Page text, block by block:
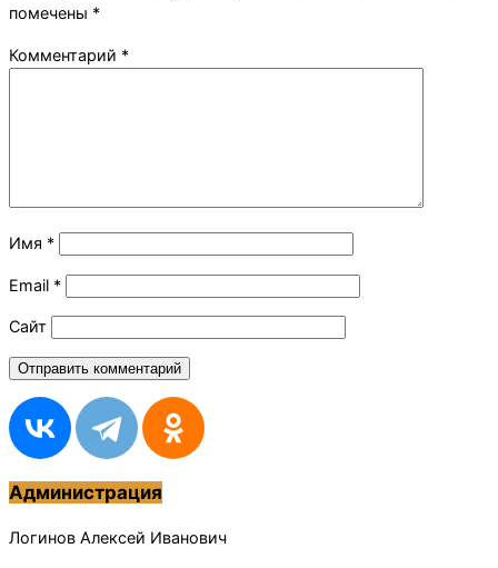
помечены *
Комментарий *
Имя *
Email *
Сайт
Администрация
Логинов Алексей Иванович